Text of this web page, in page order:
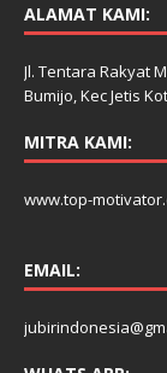
ALAMAT KAMI:
Jl. Tentara Rakyat
Bumijo, Kec Jetis
MITRA KAMI:
www.top-
EMAIL: